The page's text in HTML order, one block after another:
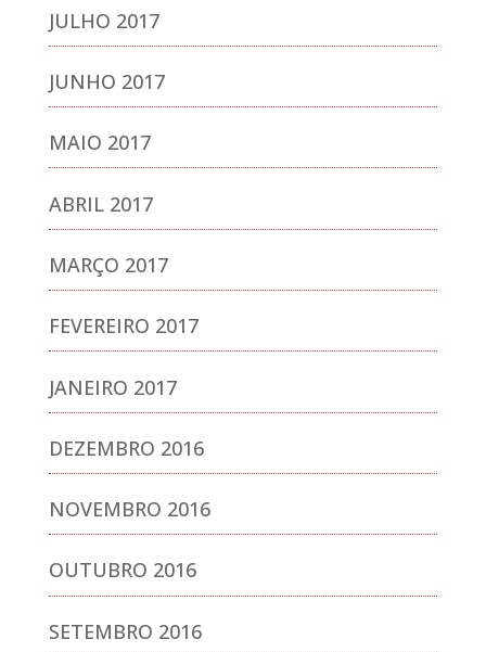
JULHO 2017
JUNHO 2017
MAIO 2017
ABRIL 2017
MARÇO 2017
FEVEREIRO 2017
JANEIRO 2017
DEZEMBRO 2016
NOVEMBRO 2016
OUTUBRO 2016
SETEMBRO 2016